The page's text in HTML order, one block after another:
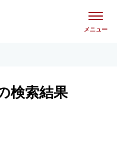
メニュー
検索結果